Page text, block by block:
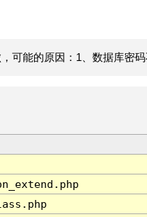
可能的原因：1、数据库密码